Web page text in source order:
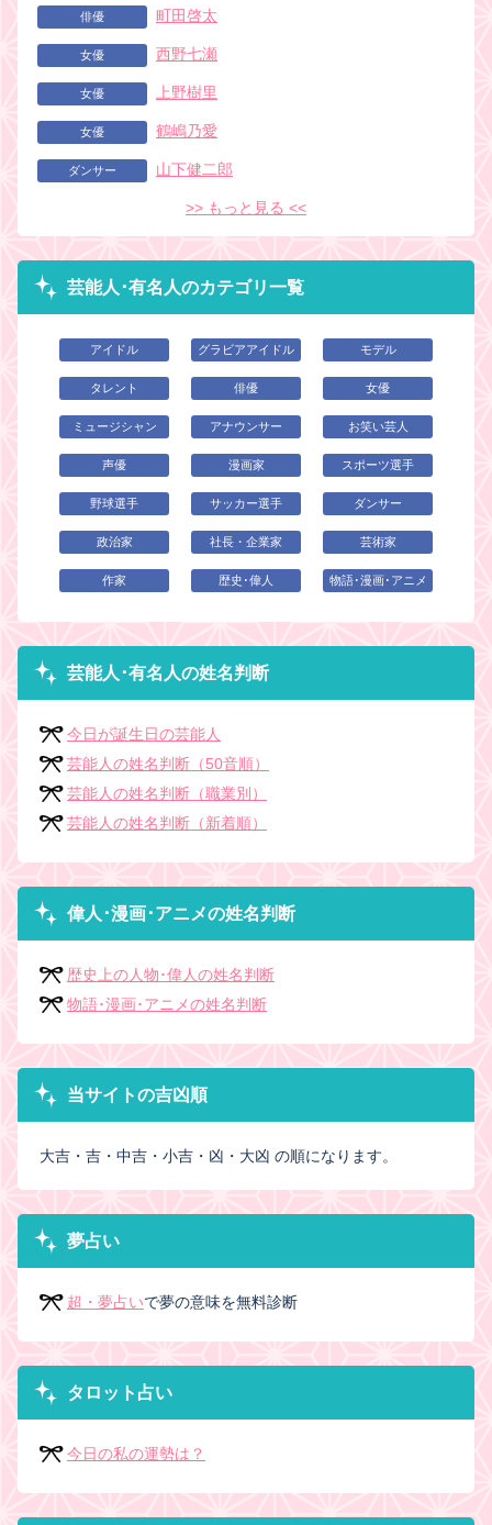
俳優 町田啓太
女優 西野七瀬
女優 上野樹里
女優 鶴嶋乃愛
ダンサー 山下健二郎
>> もっと見る <<
芸能人･有名人のカテゴリ一覧
アイドル グラビアアイドル モデル
タレント 俳優 女優
ミュージシャン アナウンサー お笑い芸人
声優 漫画家 スポーツ選手
野球選手 サッカー選手 ダンサー
政治家 社長・企業家 芸術家
作家 歴史･偉人 物語･漫画･アニメ
芸能人･有名人の姓名判断
今日が誕生日の芸能人
芸能人の姓名判断（50音順）
芸能人の姓名判断（職業別）
芸能人の姓名判断（新着順）
偉人･漫画･アニメの姓名判断
歴史上の人物･偉人の姓名判断
物語･漫画･アニメの姓名判断
当サイトの吉凶順
大吉・吉・中吉・小吉・凶・大凶 の順になります。
夢占い
超・夢占いで夢の意味を無料診断
タロット占い
今日の私の運勢は？